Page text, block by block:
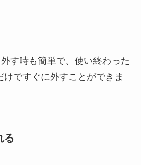
す時も簡単で、使い終わった
ですぐに外すことができま
る